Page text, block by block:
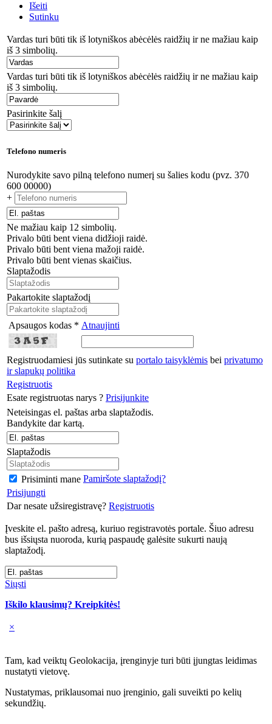
Išeiti
Sutinku
Vardas turi būti tik iš lotyniškos abėcėlės raidžių ir ne mažiau kaip
iš 3 simbolių.
Vardas turi būti tik iš lotyniškos abėcėlės raidžių ir ne mažiau kaip
iš 3 simbolių.
Pasirinkite šalį
Telefono numeris
Nurodykite savo pilną telefono numerį su šalies kodu (pvz. 370
600 00000)
+
Ne mažiau kaip 12 simbolių.
Privalo būti bent viena didžioji raidė.
Privalo būti bent viena mažoji raidė.
Privalo būti bent vienas skaičius.
Slaptažodis
Pakartokite slaptažodį
Apsaugos kodas * Atnaujinti
Registruodamiesi jūs sutinkate su portalo taisyklėmis bei privatumo
ir slapukų politika
Registruotis
Esate registruotas narys ? Prisijunkite
Neteisingas el. paštas arba slaptažodis.
Bandykite dar kartą.
Slaptažodis
Prisiminti mane Pamiršote slaptažodį?
Prisijungti
Dar nesate užsiregistravę? Registruotis
Įveskite el. pašto adresą, kuriuo registravotės portale. Šiuo adresu
bus išsiųsta nuoroda, kurią paspaudę galėsite sukurti naują
slaptažodį.
Siųsti
Iškilo klausimų? Kreipkitės!
×
Tam, kad veiktų Geolokacija, įrenginyje turi būti įjungtas leidimas
nustatyti vietovę.
Nustatymas, priklausomai nuo įrenginio, gali suveikti po kelių
sekundžių.